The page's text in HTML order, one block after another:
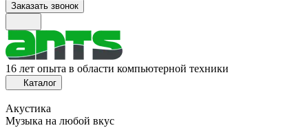
Заказать звонок
16 лет опыта в области компьютерной техники
Каталог
Акустика
Музыка на любой вкус